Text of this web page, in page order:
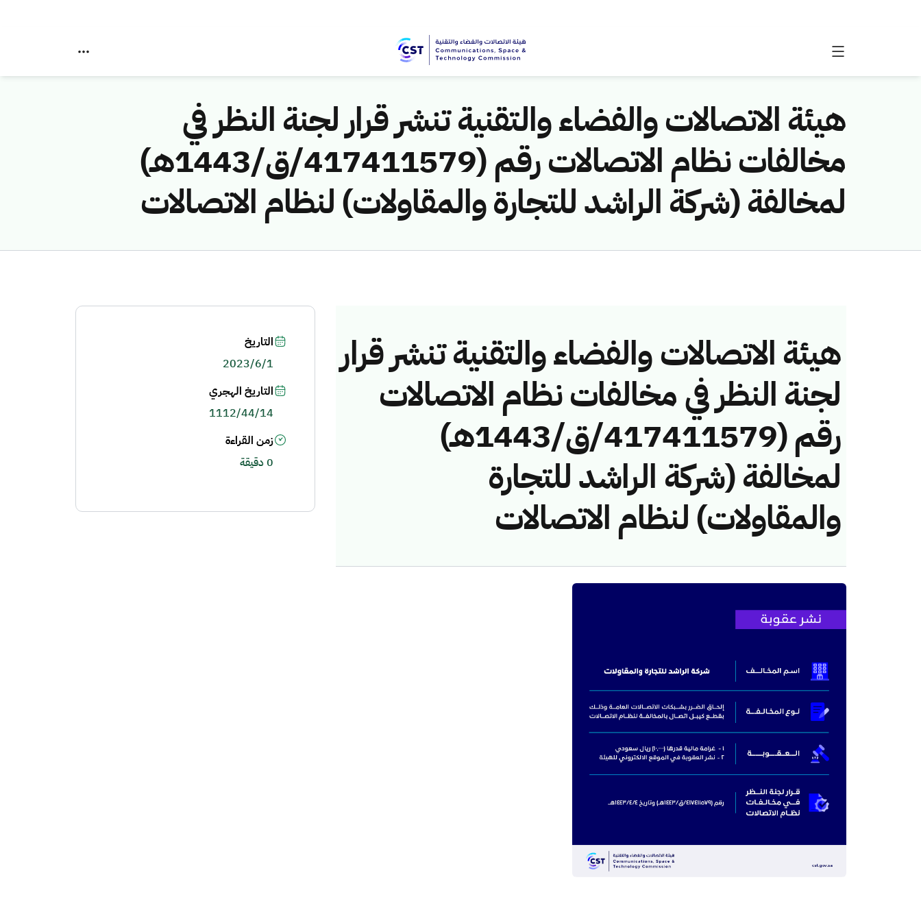
هيئة الاتصالات والفضاء والتقنية تنشر قرار لجنة النظر في
مخالفات نظام الاتصالات رقم (417411579/ق/1443هـ)
لمخالفة (شركة الراشد للتجارة والمقاولات) لنظام الاتصالات
هيئة الاتصالات والفضاء والتقنية تنشر قرار
لجنة النظر في مخالفات نظام الاتصالات
رقم (417411579/ق/1443هـ)
لمخالفة (شركة الراشد للتجارة
والمقاولات) لنظام الاتصالات
التاريخ
2023/6/1
التاريخ الهجري
1112/44/14
زمن القراءة
0 دقيقة